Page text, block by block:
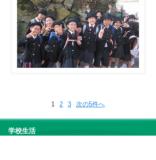
1 2 3 次の5件へ
学校生活